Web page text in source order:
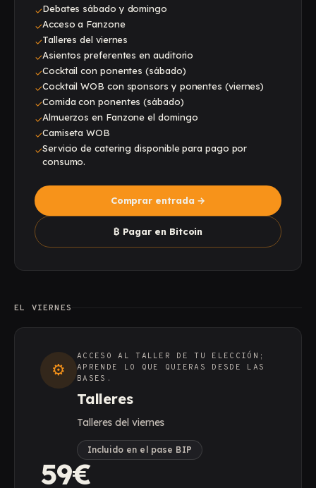
✓Debates sábado y domingo
✓Acceso a Fanzone
✓Talleres del viernes
✓Asientos preferentes en auditorio
✓Cocktail con ponentes (sábado)
✓Cocktail WOB con sponsors y ponentes (viernes)
✓Comida con ponentes (sábado)
✓Almuerzos en Fanzone el domingo
✓Camiseta WOB
✓Servicio de catering disponible para pago por
consumo.
Comprar entrada →
₿ Pagar en Bitcoin
EL VIERNES
⚙
ACCESO AL TALLER DE TU ELECCIÓN;
APRENDE LO QUE QUIERAS DESDE LAS
BASES.
Talleres
Talleres del viernes
Incluido en el pase BIP
59€